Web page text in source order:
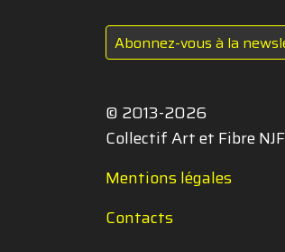
Abonnez-vous à la
© 2013-2026
Collectif Art et Fibre NJF
Mentions légales
Contacts